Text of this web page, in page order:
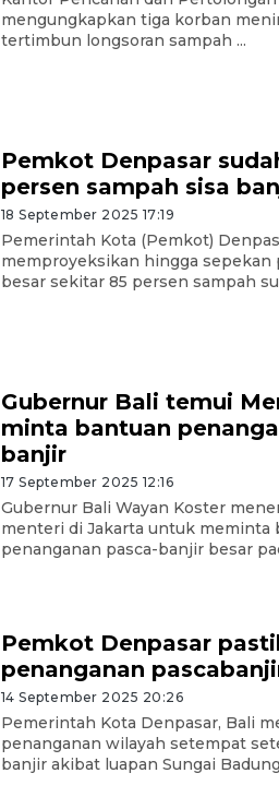
mengungkapkan tiga korban
tertimbun longsoran sampah ...
Pemkot Denpasar
persen sampah sisa
18 September 2025 17:19
Pemerintah Kota (Pemkot)
memproyeksikan hingga sepekan
besar sekitar 85 persen sampah
Gubernur Bali temui
minta bantuan
banjir
17 September 2025 12:16
Gubernur Bali Wayan Koster
menteri di Jakarta untuk meminta
penanganan pasca-banjir besar
Pemkot Denpasar
penanganan
14 September 2025 20:26
Pemerintah Kota Denpasar, Bali
penanganan wilayah setempat
banjir akibat luapan Sungai